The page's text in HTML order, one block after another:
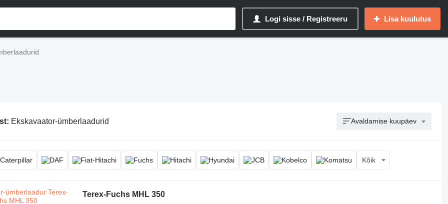
Logi sisse / Registreeru Lisa kuulutus
Ekskavaator-ümberlaadurid Avaldamise kuupäev
Kõik
Terex-Fuchs MHL 350